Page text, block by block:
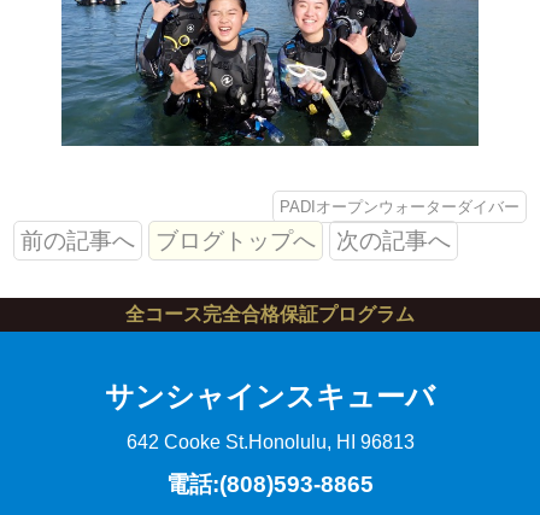
PADIオープンウォーターダイバー
前の記事へ ブログトップへ 次の記事へ
全コース完全合格保証プログラム
サンシャインスキューバ
642 Cooke St.Honolulu, HI 96813
電話:(808)593-8865